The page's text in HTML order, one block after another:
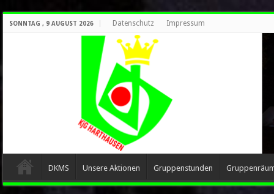
SONNTAG , 9 AUGUST 2026 Datenschutz Impressum
DKMS Unsere Aktionen Gruppenstunden